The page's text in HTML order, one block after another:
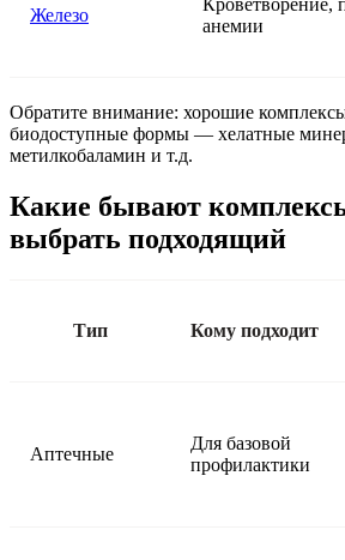
Железо
Кроветворение,
анемии
Обратите внимание: хорошие
биодоступные формы — хелатные
метилкобаламин и т.д.
Какие бывают
выбрать подходящий
Тип Кому подходит
Аптечные
Для базовой
профилактики